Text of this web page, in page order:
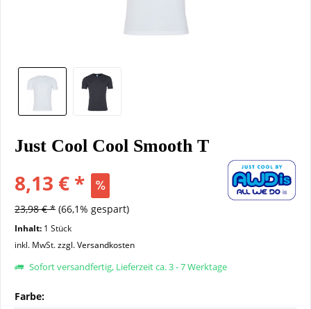
Just Cool Cool Smooth T
8,13 € *
23,98 € * (66,1% gespart)
Inhalt: 1 Stück
inkl. MwSt.zzgl. Versandkosten
Sofort versandfertig, Lieferzeit ca. 3 - 7 Werktage
Farbe: